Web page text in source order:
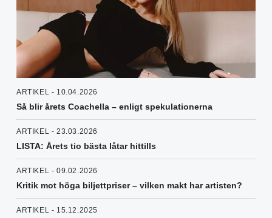
ARTIKEL - 10.04.2026
Så blir årets Coachella – enligt spekulationerna
ARTIKEL - 23.03.2026
LISTA: Årets tio bästa låtar hittills
ARTIKEL - 09.02.2026
Kritik mot höga biljettpriser – vilken makt har artisten?
ARTIKEL - 15.12.2025